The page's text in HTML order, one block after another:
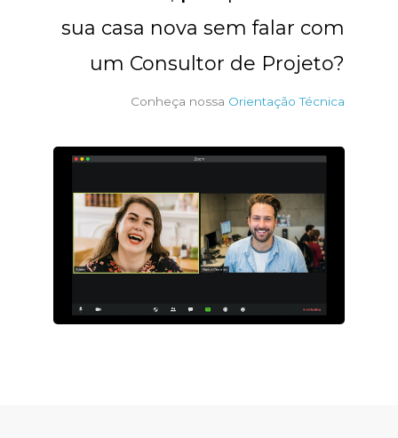
sua casa nova sem falar com
um Consultor de Projeto?
Conheça nossa Orientação Técnica